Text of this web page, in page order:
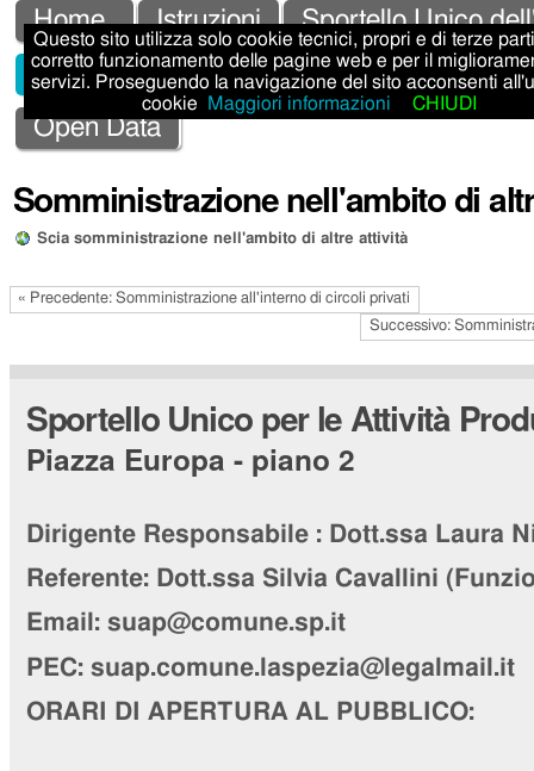
Salta
ai
contenuti.
alla
navigazione
Strumenti
personali
Sezioni
Home Istruzioni
Sportello Unico
Sportello Unico Attività Produttive - SUAP
Open Data
Somministrazione nell'ambito di
Scia somministrazione nell'ambito di altre attività
« Precedente: Somministrazione all'interno di circoli privati
Successivo:
Sportello Unico per le Attività
Piazza Europa - piano 2
Dirigente Responsabile :Dott.ssa Laura
Referente: Dott.ssa Silvia Cavallini
Email: suap@comune.sp.it
PEC: suap.comune.laspezia@legalmail.it
ORARI DI APERTURA AL PUBBLICO:
Questo sito utilizza solo cookie tecnici, propri e di terze
corretto funzionamento delle pagine web e per il
servizi. Proseguendo la navigazione del sito acconsenti
cookie
Maggiori informazioni CHIUDI